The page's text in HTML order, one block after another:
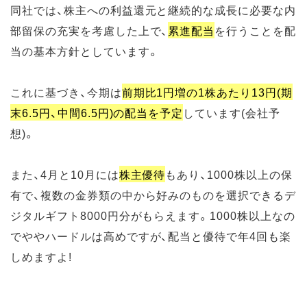
同社では、株主への利益還元と継続的な成長に必要な内
部留保の充実を考慮した上で、 累進配当 を行うことを配
当の基本方針としています。
これに基づき、今期は前期比1円増の1株あたり13円(期
末6.5円、中間6.5円)の配当を予定 しています(会社予
想)。
また、4月と10月には株主優待もあり、1000株以上の保
有で、複数の金券類の中から好みのものを選択できるデ
ジタルギフト8000円分がもらえます。1000株以上なの
でややハードルは高めですが、配当と優待で年4回も楽
しめますよ!